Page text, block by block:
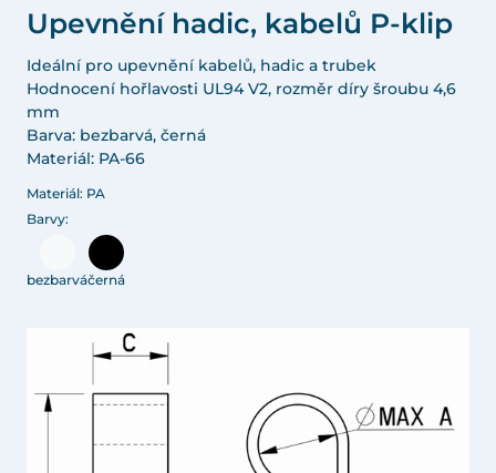
Upevnění hadic, kabelů P-klip
Ideální pro upevnění kabelů, hadic a trubek
Hodnocení hořlavosti UL94 V2, rozměr díry šroubu 4,6
mm
Barva: bezbarvá, černá
Materiál: PA-66
Materiál: PA
Barvy:
bezbarváčerná